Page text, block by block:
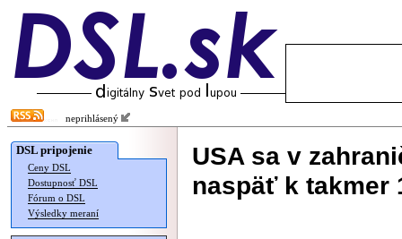
neprihlásený
DSL pripojenie
Ceny DSL
Dostupnosť DSL
Fórum o DSL
Výsledky meraní
USA sa v
naspäť k takmer